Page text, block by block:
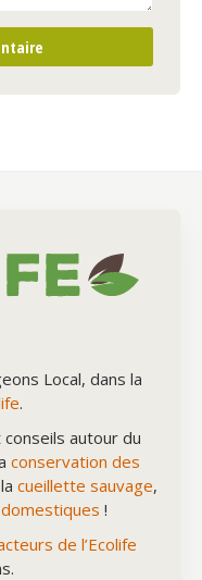
Local, dans la
.
autour du
conservation des
cueillette sauvage,
!
de l’Ecolife